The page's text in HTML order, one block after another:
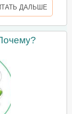
ДАЛЬШЕ